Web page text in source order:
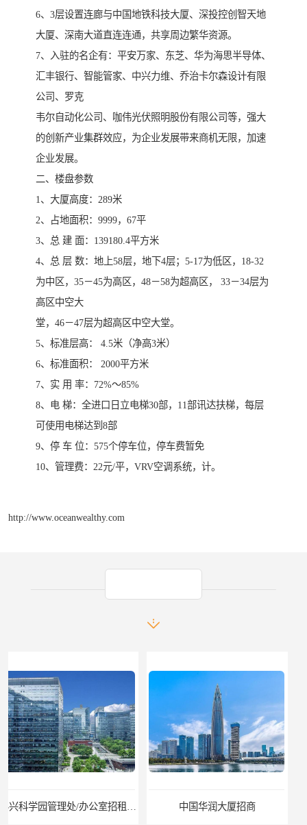
6、3层设置连廊与中国地铁科技大厦、深投控创智天地
大厦、深南大道直连连通，共享周边繁华资源。
7、入驻的名企有：平安万家、东芝、华为海思半导体、
汇丰银行、智能管家、中兴力维、乔治卡尔森设计有限
公司、罗克
韦尔自动化公司、咖伟光伏照明股份有限公司等，强大
的创新产业集群效应，为企业发展带来商机无限，加速
企业发展。
二、楼盘参数
1、大厦高度：289米
2、占地面积：9999，67平
3、总 建 面：139180.4平方米
4、总 层 数：地上58层，地下4层；5-17为低区，18-32
为中区，35－45为高区，48－58为超高区， 33－34层为
高区中空大
堂，46－47层为超高区中空大堂。
5、标准层高： 4.5米（净高3米）
6、标准面积： 2000平方米
7、实 用 率：72%～85%
8、电 梯：全进口日立电梯30部，11部讯达扶梯，每层
可使用电梯达到8部
9、停 车 位：575个停车位，停车费暂免
10、管理费：22元/平，VRV空调系统，计。
http://www.oceanwealthy.com
中国华润大厦招商 招商局广场出租